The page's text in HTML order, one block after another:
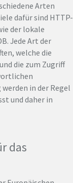
Arten
dafür sind HTTP-
der lokale
Jede Art der
welche die
die zum Zugriff
in der Regel
und daher in
das